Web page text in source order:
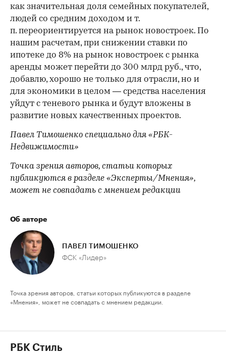
как значительная доля семейных покупателей,
людей со средним доходом и т.
п. переориентируется на рынок новостроек. По
нашим расчетам, при снижении ставки по
ипотеке до 8% на рынок новостроек с рынка
аренды может перейти до 300 млрд руб., что,
добавлю, хорошо не только для отрасли, но и
для экономики в целом — средства населения
уйдут с теневого рынка и будут вложены в
развитие новых качественных проектов.
Павел Тимошенко специально для «РБК-
Недвижимости»
Точка зрения авторов, статьи которых
публикуются в разделе «Эксперты/Мнения»,
может не совпадать с мнением редакции
Об авторе
ПАВЕЛ ТИМОШЕНКО
ФСК «Лидер»
Точка зрения авторов, статьи которых публикуются в разделе
«Мнения», может не совпадать с мнением редакции.
РБК Стиль